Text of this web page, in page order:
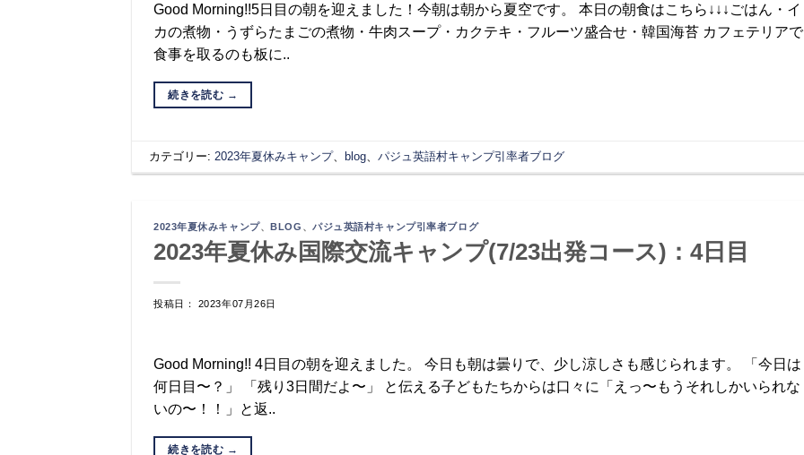
Good Morning!!5日目の朝を迎えました！今朝は朝から夏空です。 本日の朝食はこちら↓↓↓ごはん・イ
カの煮物・うずらたまごの煮物・牛肉スープ・カクテキ・フルーツ盛合せ・韓国海苔 カフェテリアで
食事を取るのも板に..
続きを読む →
カテゴリー: 2023年夏休みキャンプ、blog 、パジュ英語村キャンプ引率者ブログ
2023年夏休みキャンプ、 BLOG 、パジュ英語村キャンプ引率者ブログ
2023年夏休み国際交流キャンプ(7/23出発コース)：4日目
投稿日： 2023年07月26日
Good Morning!! 4日目の朝を迎えました。 今日も朝は曇りで、少し涼しさも感じられます。 「今日は
何日目〜？」 「残り3日間だよ〜」 と伝える子どもたちからは口々に「えっ〜もうそれしかいられな
いの〜！！」と返..
続きを読む →